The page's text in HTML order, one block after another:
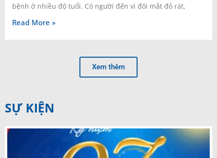
bệnh ở nhiều độ tuổi. Có người đến vì đôi mắt đỏ rát,
Read More »
Xem thêm
SỰ KIỆN